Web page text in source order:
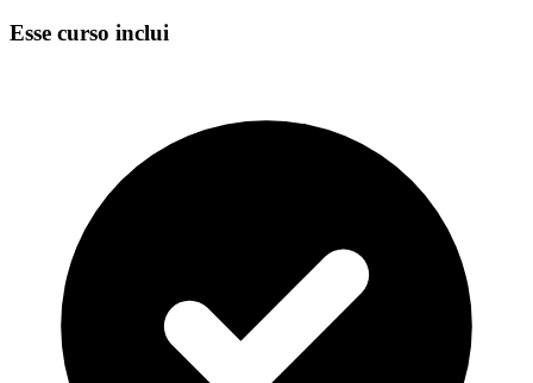
Esse curso inclui